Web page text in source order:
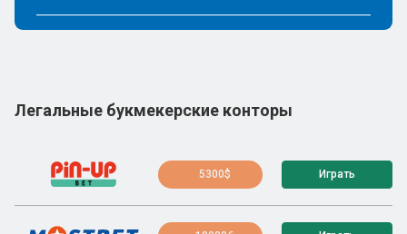
Легальные букмекерские конторы
5300$ Играть